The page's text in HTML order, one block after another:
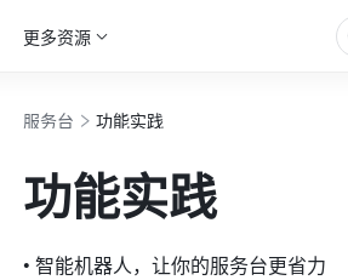
更多资源
服务台 功能实践
功能实践
• 智能机器人，让你的服务台更省力